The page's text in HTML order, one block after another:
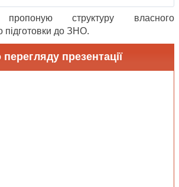
структуру власного
до ЗНО.
перегляду презентації